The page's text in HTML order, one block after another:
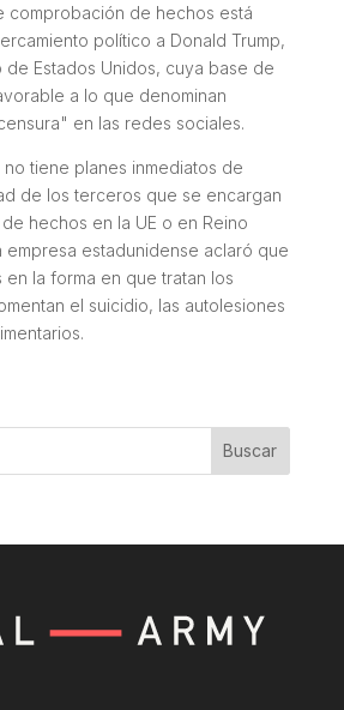
comprobación de hechos está
político a Donald Trump,
Estados Unidos, cuya base de
a lo que denominan
en las redes sociales.
tiene planes inmediatos de
de los terceros que se encargan
hechos en la UE o en Reino
empresa estadunidense aclaró que
en la forma en que tratan los
el suicidio, las autolesiones
Buscar